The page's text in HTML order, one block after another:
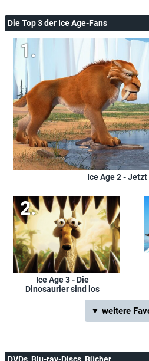
Die Top 3 der Ice Age-Fans
Ice Age 2 - Jetzt
Ice Age 3 - Die
Dinosaurier sind los
▼ weitere